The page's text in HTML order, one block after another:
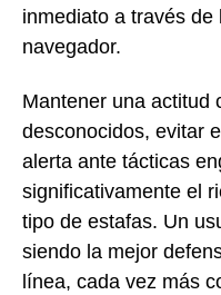
inmediato a través de
navegador.
Mantener una actitud
desconocidos, evitar
alerta ante tácticas
significativamente el
tipo de estafas. Un
siendo la mejor
línea, cada vez más